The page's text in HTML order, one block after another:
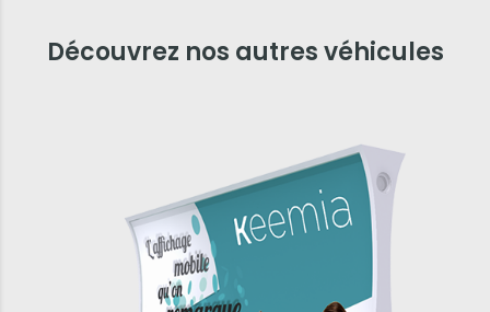
Découvrez nos autres véhicules